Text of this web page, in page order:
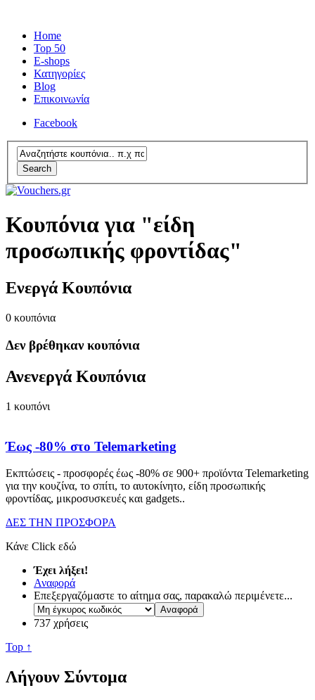
Home
Top 50
E-shops
Κατηγορίες
Blog
Επικοινωνία
Facebook
Search
Κουπόνια για "είδη
προσωπικής φροντίδας"
Ενεργά Κουπόνια
0 κουπόνια
Δεν βρέθηκαν κουπόνια
Ανενεργά Κουπόνια
1 κουπόνι
Έως -80% στο Telemarketing
Εκπτώσεις - προσφορές έως -80% σε 900+ προϊόντα Telemarketing
για την κουζίνα, το σπίτι, το αυτοκίνητο, είδη προσωπικής
φροντίδας, μικροσυσκευές και gadgets..
ΔΕΣ ΤΗΝ ΠΡΟΣΦΟΡΑ
Κάνε Click εδώ
Έχει λήξει!
Αναφορά
Επεξεργαζόμαστε το αίτημα σας, παρακαλώ περιμένετε...
737 χρήσεις
Top ↑
Λήγουν Σύντομα